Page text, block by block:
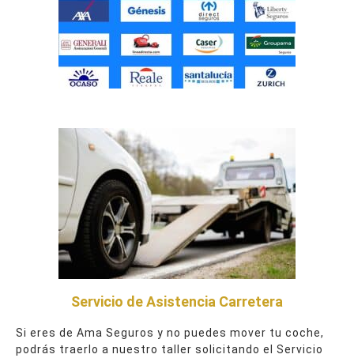
Servicio de Asistencia Carretera
Si eres de Ama Seguros y no puedes mover tu coche,
podrás traerlo a nuestro taller solicitando el Servicio